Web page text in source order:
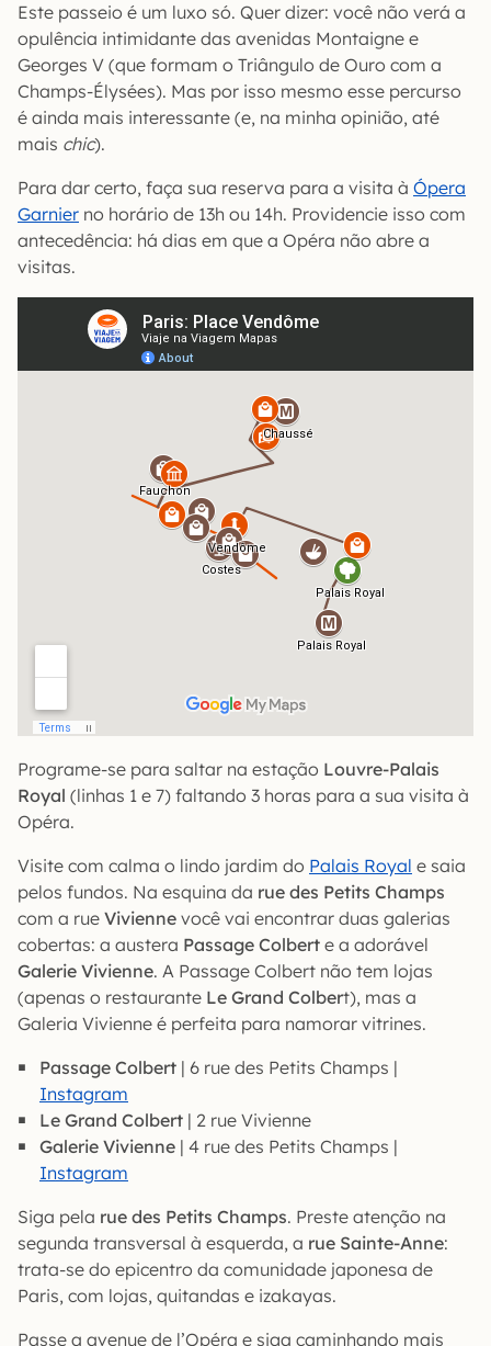
Este passeio é um luxo só. Quer dizer: você não verá a
opulência intimidante das avenidas Montaigne e
Georges V (que formam o Triângulo de Ouro com a
Champs-Élysées). Mas por isso mesmo esse percurso
é ainda mais interessante (e, na minha opinião, até
mais chic).
Para dar certo, faça sua reserva para a visita à Ópera
Garnier no horário de 13h ou 14h. Providencie isso com
antecedência: há dias em que a Opéra não abre a
visitas.
Programe-se para saltar na estação Louvre-Palais
Royal (linhas 1 e 7) faltando 3 horas para a sua visita à
Opéra.
Visite com calma o lindo jardim do Palais Royal e saia
pelos fundos. Na esquina da rue des Petits Champs
com a rue Vivienne você vai encontrar duas galerias
cobertas: a austera Passage Colbert e a adorável
Galerie Vivienne. A Passage Colbert não tem lojas
(apenas o restaurante Le Grand Colbert), mas a
Galeria Vivienne é perfeita para namorar vitrines.
Passage Colbert | 6 rue des Petits Champs |
Instagram
Le Grand Colbert | 2 rue Vivienne
Galerie Vivienne | 4 rue des Petits Champs |
Instagram
Siga pela rue des Petits Champs. Preste atenção na
segunda transversal à esquerda, a rue Sainte-Anne:
trata-se do epicentro da comunidade japonesa de
Paris, com lojas, quitandas e izakayas.
Passe a avenue de l’Opéra e siga caminhando mais